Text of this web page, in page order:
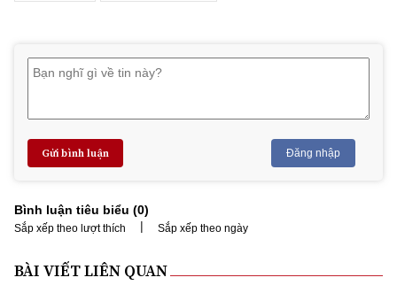
Gửi bình luận Đăng nhập
Bình luận tiêu biểu (0)
Sắp xếp theo lượt thích | Sắp xếp theo ngày
BÀI VIẾT LIÊN QUAN